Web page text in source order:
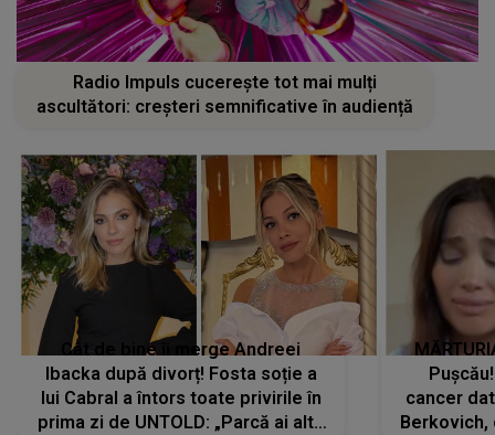
Radio Impuls cucerește tot mai mulți
ascultători: creșteri semnificative în audiență
Cât de bine îi merge Andreei
Ibacka după divorț! Fosta soție a
lui Cabral a întors toate privirile în
prima zi de UNTOLD: „Parcă ai altă
cancer